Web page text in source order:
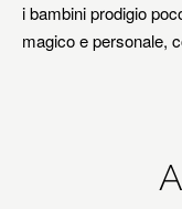
i bambini prodigio
magico e personale,